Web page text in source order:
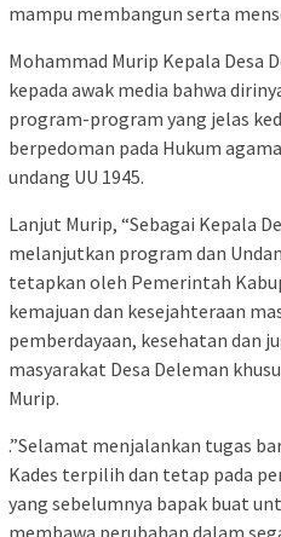
mampu membangun serta
Mohammad Murip Kepala
kepada awak media bahwa
program-program yang jelas
berpedoman pada Hukum
undang UU 1945.
Lanjut Murip, “Sebagai Kepala
melanjutkan program dan
tetapkan oleh Pemerintah
kemajuan dan kesejahteraan
pemberdayaan, kesehatan dan
masyarakat Desa Deleman
Murip.
.”Selamat menjalankan tugas
Kades terpilih dan tetap pada
yang sebelumnya bapak buat